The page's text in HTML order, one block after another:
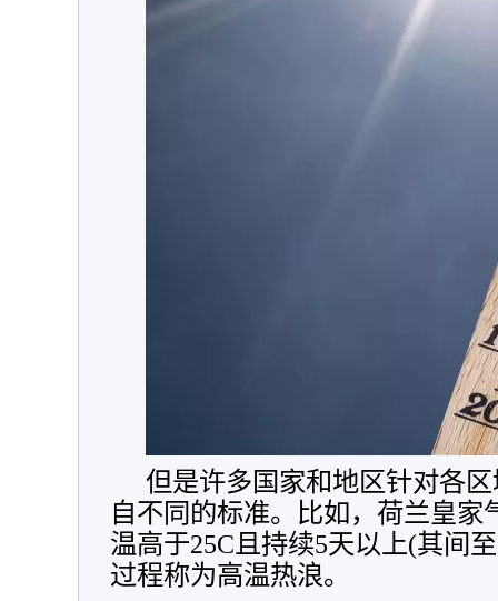
但是许多国家和地区针对各
自不同的标准。比如，荷兰皇
温高于25C且持续5天以上(其间
过程称为高温热浪。